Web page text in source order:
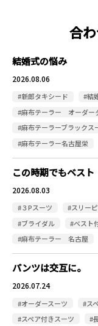
合
結婚式の悩み
2026.08.06
#新郎タキシード
#結
#麻布テーラー オーダー
#麻布テーラーブラックス
#麻布テーラー名古屋栄
この時期でもベスト
2026.08.03
#３Pスーツ
#スリー
#ブライダル
#ベスト
#麻布テーラー 名古屋
パンツは交互に。
2026.07.24
#オーダースーツ
#ス
#スペア付きスーツ
#